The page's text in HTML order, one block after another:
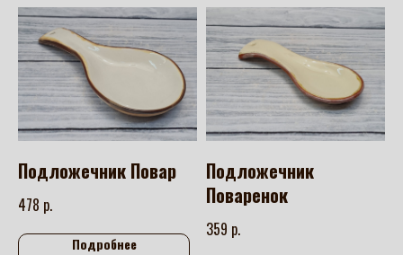
Подложечник Повар
478 р.
Подробнее
Подложечник
Поваренок
359 р.